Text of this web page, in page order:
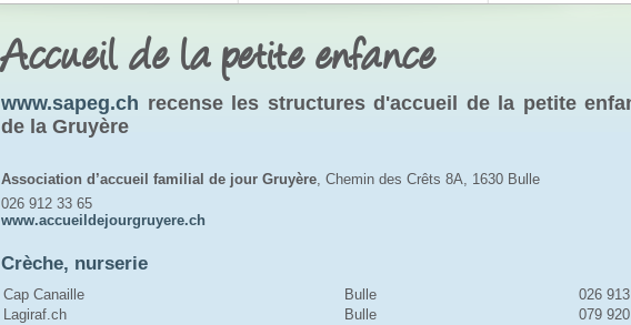
Accueil de la petite enfance
www.sapeg.ch recense les structures d'accueil de la petite
de la Gruyère
Association d’accueil familial de jour Gruyère, Chemin des Crêts 8A, 1630 Bulle
026 912 33 65
www.accueildejourgruyere.ch
Crèche, nurserie
Cap Canaille Bulle
026
Lagiraf.ch
Bulle
079